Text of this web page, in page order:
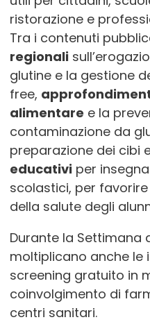
ristorazione e
Tra i contenuti
regionali
glutine e la gestione
free,
alimentare e la
contaminazione da
preparazione dei cibi
educativiper
scolastici, per favorire
della salute degli
Durante la Settimana
moltiplicano anche le
screening gratuito in
coinvolgimento di
centri sanitari.